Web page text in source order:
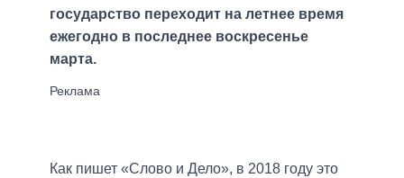
государство переходит на летнее время
ежегодно в последнее воскресенье
марта.
Как пишет «Слово и Дело», в 2018 году это